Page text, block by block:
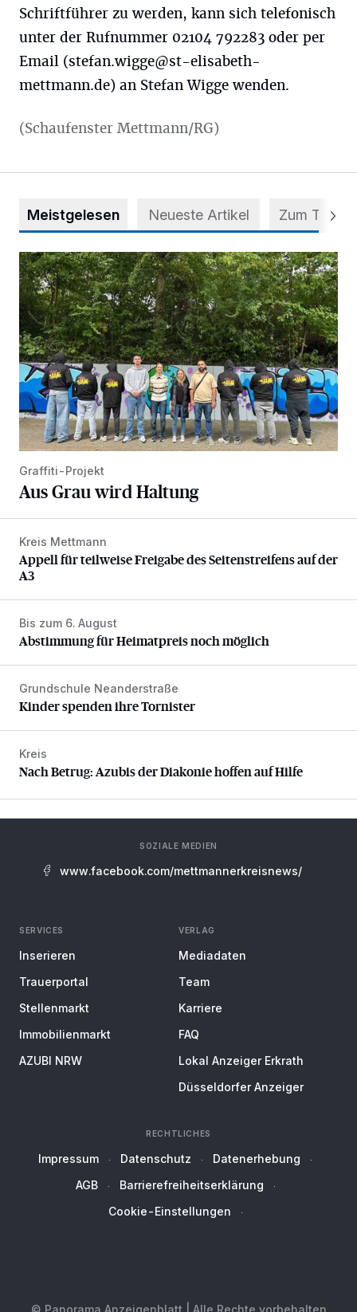
Schriftführer zu werden, kann sich telefonisch
unter der Rufnummer 02104 792283 oder per
Email (stefan.wigge@st-elisabeth-
mettmann.de) an Stefan Wigge wenden.
(Schaufenster Mettmann/RG)
Meistgelesen Neueste Artikel Zum Thema
Aus Grau wird Haltung
Graffiti-Projekt
Aus Grau wird Haltung
Appell für teilweise Freigabe des Seitenstreifens auf der A3
Kreis Mettmann
Appell für teilweise Freigabe des Seitenstreifens auf der
A3
Abstimmung für Heimatpreis noch möglich
Bis zum 6. August
Abstimmung für Heimatpreis noch möglich
Kinder spenden ihre Tornister
Grundschule Neanderstraße
Kinder spenden ihre Tornister
Nach Betrug: Azubis der Diakonie hoffen auf Hilfe
Kreis
Nach Betrug: Azubis der Diakonie hoffen auf Hilfe
SOZIALE MEDIEN
www.facebook.com/mettmannerkreisnews/
SERVICES
Inserieren
Trauerportal
Stellenmarkt
Immobilienmarkt
AZUBI NRW
VERLAG
Mediadaten
Team
Karriere
FAQ
Lokal Anzeiger Erkrath
Düsseldorfer Anzeiger
RECHTLICHES
Impressum Datenschutz
Datenerhebung
AGB
Barrierefreiheitserklärung
Cookie-Einstellungen